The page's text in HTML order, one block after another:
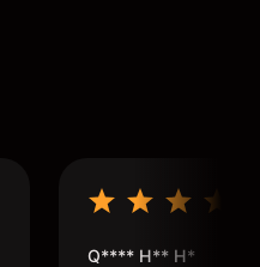
Q**** H** H*